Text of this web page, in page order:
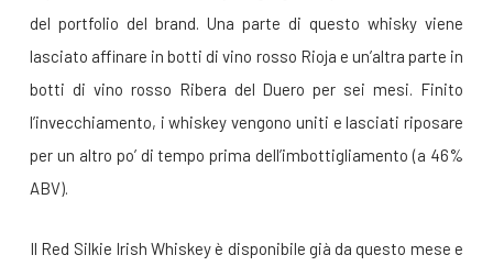
del portfolio del brand. Una parte di questo whisky viene
lasciato affinare in botti di vino rosso Rioja e un’altra parte in
botti di vino rosso Ribera del Duero per sei mesi. Finito
l’invecchiamento, i whiskey vengono uniti e lasciati riposare
per un altro po’ di tempo prima dell’imbottigliamento (a 46%
ABV).
Il Red Silkie Irish Whiskey è disponibile già da questo mese e